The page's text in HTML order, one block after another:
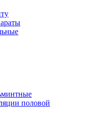
половой